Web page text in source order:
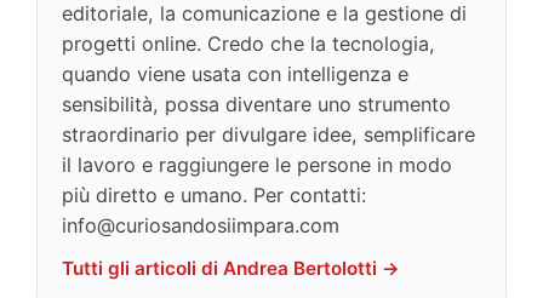
editoriale, la comunicazione e la gestione di
progetti online. Credo che la tecnologia,
quando viene usata con intelligenza e
sensibilità, possa diventare uno strumento
straordinario per divulgare idee, semplificare
il lavoro e raggiungere le persone in modo
più diretto e umano. Per contatti:
info@curiosandosiimpara.com
Tutti gli articoli di Andrea Bertolotti →